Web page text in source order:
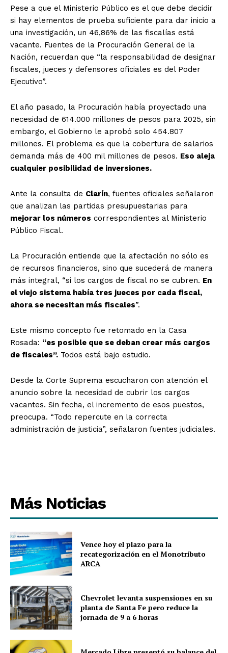
Pese a que el Ministerio Público es el que debe decidir
si hay elementos de prueba suficiente para dar inicio a
una investigación, un 46,86% de las fiscalías está
vacante. Fuentes de la Procuración General de la
Nación, recuerdan que “la responsabilidad de designar
fiscales, jueces y defensores oficiales es del Poder
Ejecutivo”.
El año pasado, la Procuración había proyectado una
necesidad de 614.000 millones de pesos para 2025, sin
embargo, el Gobierno le aprobó solo 454.807
millones. El problema es que la cobertura de salarios
demanda más de 400 mil millones de pesos. Eso aleja
cualquier posibilidad de inversiones.
Ante la consulta de Clarín, fuentes oficiales señalaron
que analizan las partidas presupuestarias para
mejorar los números correspondientes al Ministerio
Público Fiscal.
La Procuración entiende que la afectación no sólo es
de recursos financieros, sino que sucederá de manera
más integral, “si los cargos de fiscal no se cubren. En
el viejo sistema había tres jueces por cada fiscal,
ahora se necesitan más fiscales”.
Este mismo concepto fue retomado en la Casa
Rosada: “es posible que se deban crear más cargos
de fiscales”. Todos está bajo estudio.
Desde la Corte Suprema escucharon con atención el
anuncio sobre la necesidad de cubrir los cargos
vacantes. Sin fecha, el incremento de esos puestos,
preocupa. “Todo repercute en la correcta
administración de justicia”, señalaron fuentes judiciales.
Más Noticias
Vence hoy el plazo para la
recategorización en el Monotributo
ARCA
Chevrolet levanta suspensiones en su
planta de Santa Fe pero reduce la
jornada de 9 a 6 horas